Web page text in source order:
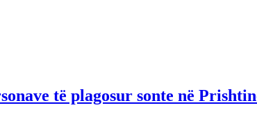
të plagosur sonte në